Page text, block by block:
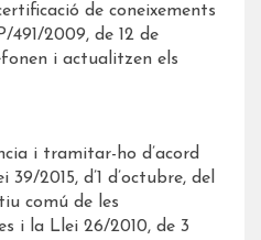
de coneixements
491/2009, de 12 de
i actualitzen els
i tramitar-ho d’acord
2015, d’1 d’octubre, del
comú de les
i la Llei 26/2010, de 3